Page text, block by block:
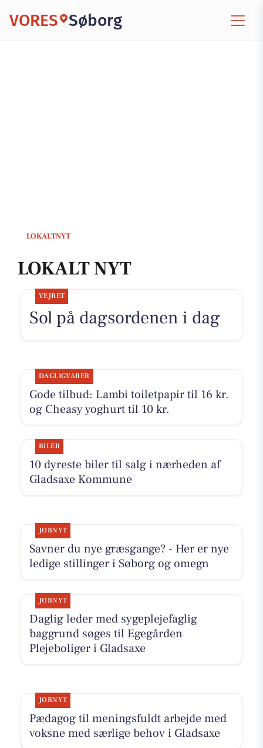
VORES Søborg
LOKALTNYT
LOKALT NYT
VEJRET
Sol på dagsordenen i dag
DAGLIGVARER
Gode tilbud: Lambi toiletpapir til 16 kr.
og Cheasy yoghurt til 10 kr.
BILER
10 dyreste biler til salg i nærheden af
Gladsaxe Kommune
JOBNYT
Savner du nye græsgange? - Her er nye
ledige stillinger i Søborg og omegn
JOBNYT
Daglig leder med sygeplejefaglig
baggrund søges til Egegården
Plejeboliger i Gladsaxe
JOBNYT
Pædagog til meningsfuldt arbejde med
voksne med særlige behov i Gladsaxe